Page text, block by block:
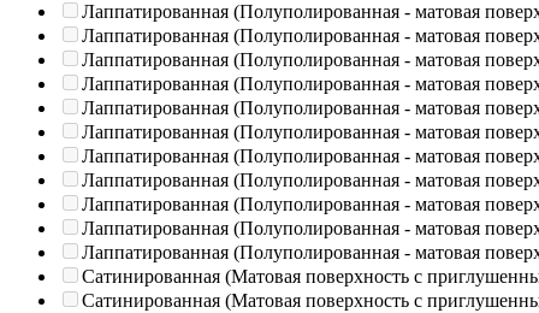
Лаппатированная (Полуполированная - матовая
Лаппатированная (Полуполированная - матовая
Лаппатированная (Полуполированная - матовая
Лаппатированная (Полуполированная - матовая
Лаппатированная (Полуполированная - матовая
Лаппатированная (Полуполированная - матовая
Лаппатированная (Полуполированная - матовая
Лаппатированная (Полуполированная - матовая
Лаппатированная (Полуполированная - матовая
Лаппатированная (Полуполированная - матовая
Лаппатированная (Полуполированная - матовая
Сатинированная (Матовая поверхность с
Сатинированная (Матовая поверхность с